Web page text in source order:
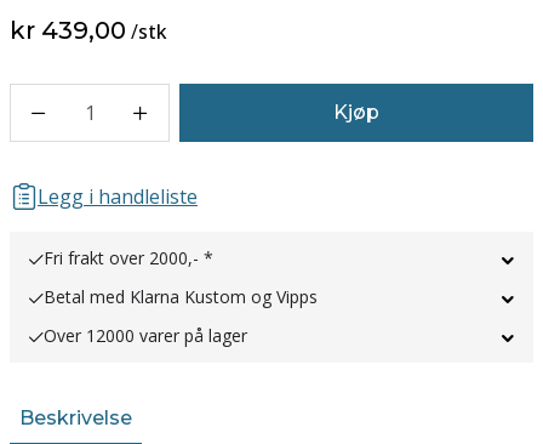
kr 439,00 /stk
1 Kjøp
Legg i handleliste
Fri frakt over 2000,- *
Betal med Klarna Kustom og Vipps
Over 12000 varer på lager
Beskrivelse